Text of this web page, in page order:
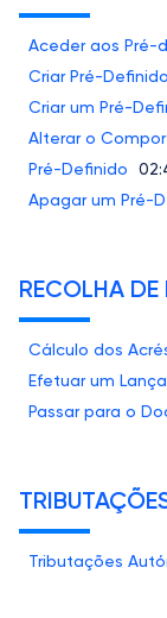
Aceder aos Pré-
Criar Pré-
Criar um Pré-
Alterar o
Pré-Definido
Apagar um Pré-
RECOLHA
Cálculo dos
Efetuar um
Passar para o
Tributações